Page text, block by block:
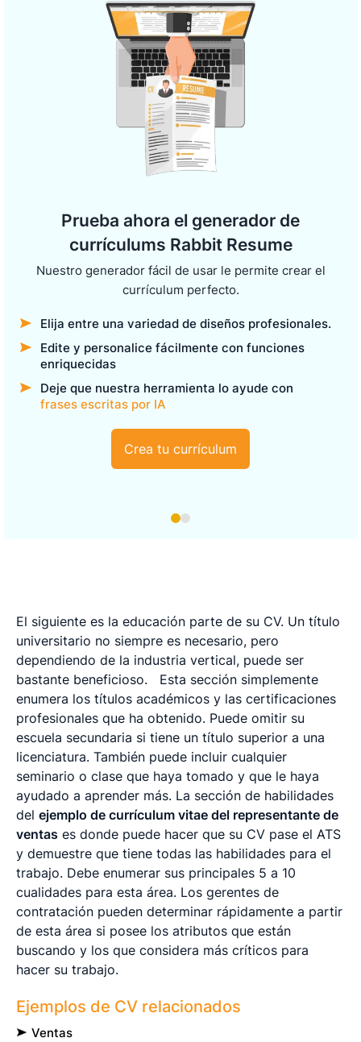
Prueba ahora el generador de
currículums Rabbit Resume
Nuestro generador fácil de usar le permite crear el
currículum perfecto.
Elija entre una variedad de diseños profesionales.
Edite y personalice fácilmente con funciones
enriquecidas
Deje que nuestra herramienta lo ayude con
frases escritas por IA
Crea tu currículum
El siguiente es la educación parte de su CV. Un título
universitario no siempre es necesario, pero
dependiendo de la industria vertical, puede ser
bastante beneficioso.
Esta sección simplemente
enumera los títulos académicos y las certificaciones
profesionales que ha obtenido. Puede omitir su
escuela secundaria si tiene un título superior a una
licenciatura. También puede incluir cualquier
seminario o clase que haya tomado y que le haya
ayudado a aprender más. La sección de habilidades
del ejemplo de currículum vitae del representante de
ventas es donde puede hacer que su CV pase el ATS
y demuestre que tiene todas las habilidades para el
trabajo. Debe enumerar sus principales 5 a 10
cualidades para esta área. Los gerentes de
contratación pueden determinar rápidamente a partir
de esta área si posee los atributos que están
buscando y los que considera más críticos para
hacer su trabajo.
Ejemplos de CV relacionados
Ventas